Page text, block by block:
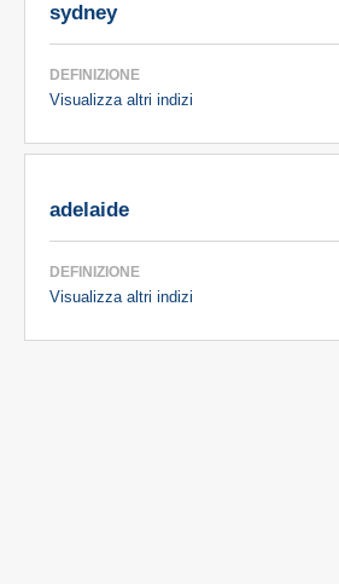
sydney
DEFINIZIONE
Visualizza altri indizi
adelaide
DEFINIZIONE
Visualizza altri indizi